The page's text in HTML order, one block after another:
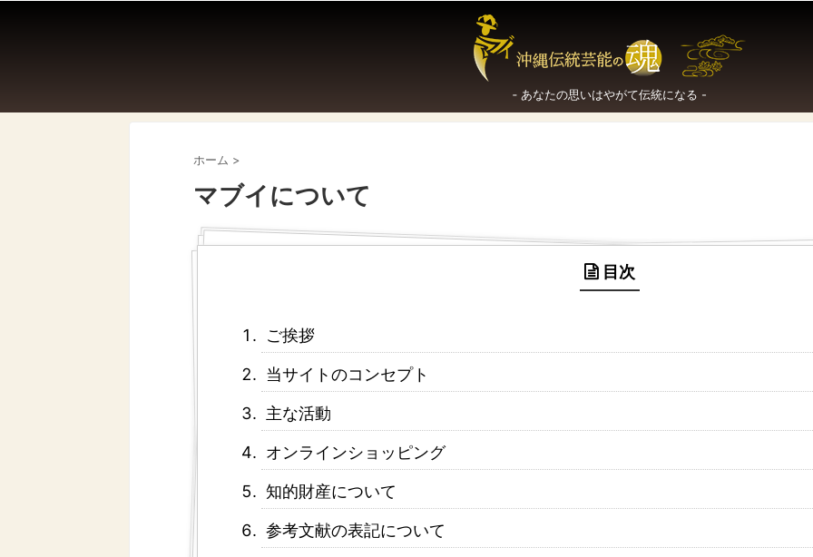
‐ あなたの思いはやがて伝統になる -
ホーム >
マブイについて
目次
ご挨拶
当サイトのコンセプト
主な活動
オンラインショッピング
知的財産について
参考文献の表記について